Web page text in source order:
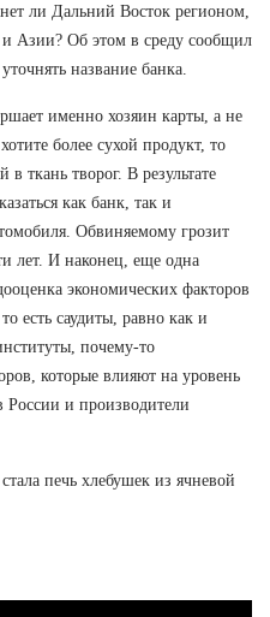
ли Дальний Восток регионом,
Азии? Об этом в среду сообщил
название банка.
именно хозяин карты, а не
более сухой продукт, то
в ткань творог. В результате
как банк, так и
Обвиняемому грозит
лет. И наконец, еще одна
экономических факторов
есть саудиты, равно как и
почему-то
которые влияют на уровень
и производители
печь хлебушек из ячневой